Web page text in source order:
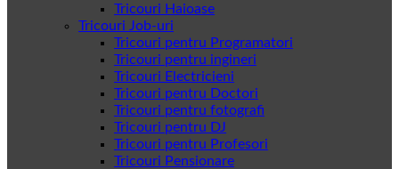
Tricouri Haioase
Tricouri Job-uri
Tricouri pentru Programatori
Tricouri pentru ingineri
Tricouri Electricieni
Tricouri pentru Doctori
Tricouri pentru fotografi
Tricouri pentru DJ
Tricouri pentru Profesori
Tricouri Pensionare